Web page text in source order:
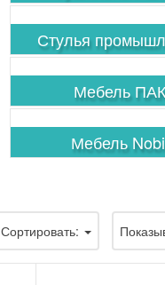
Стулья
Мебель
Мебель
Сортировать: